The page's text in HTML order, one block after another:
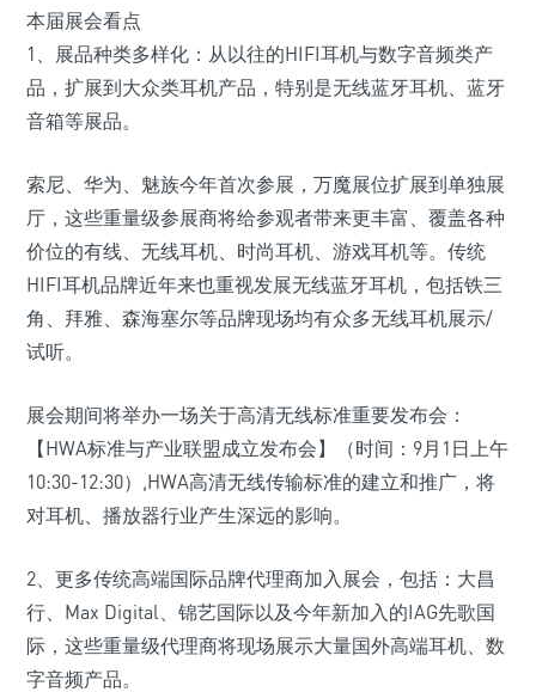
本届展会看点
1、展品种类多样化：从以往的HIFI耳机与数字音频类产
品，扩展到大众类耳机产品，特别是无线蓝牙耳机、蓝牙
音箱等展品。
索尼、华为、魅族今年首次参展，万魔展位扩展到单独展
厅，这些重量级参展商将给参观者带来更丰富、覆盖各种
价位的有线、无线耳机、时尚耳机、游戏耳机等。传统
HIFI耳机品牌近年来也重视发展无线蓝牙耳机，包括铁三
角、拜雅、森海塞尔等品牌现场均有众多无线耳机展示/
试听。
展会期间将举办一场关于高清无线标准重要发布会：
【HWA标准与产业联盟成立发布会】（时间：9月1日上午
10:30-12:30）,HWA高清无线传输标准的建立和推广，将
对耳机、播放器行业产生深远的影响。
2、更多传统高端国际品牌代理商加入展会，包括：大昌
行、Max Digital、锦艺国际以及今年新加入的IAG先歌国
际，这些重量级代理商将现场展示大量国外高端耳机、数
字音频产品。